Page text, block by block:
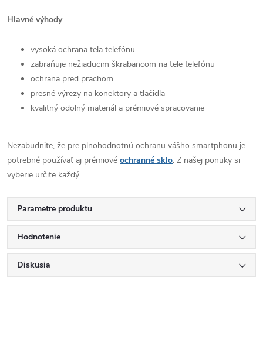
Hlavné výhody
vysoká ochrana tela telefónu
zabraňuje nežiaducim škrabancom na tele telefónu
ochrana pred prachom
presné výrezy na konektory a tlačidla
kvalitný odolný materiál a prémiové spracovanie
Nezabudnite, že pre plnohodnotnú ochranu vášho smartphonu je
potrebné používať aj prémiové ochranné sklo. Z našej ponuky si
vyberie určite každý.
Parametre produktu
Hodnotenie
Diskusia